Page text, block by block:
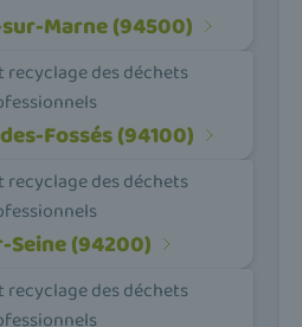
Marne (94500)
des déchets
Fossés (94100)
des déchets
(94200)
des déchets